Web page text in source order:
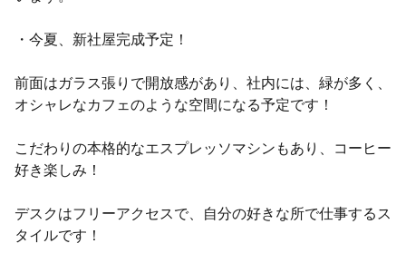
・今夏、新社屋完成予定！
前面はガラス張りで開放感があり、社内には、緑が多く、
オシャレなカフェのような空間になる予定です！
こだわりの本格的なエスプレッソマシンもあり、コーヒー
好き楽しみ！
デスクはフリーアクセスで、自分の好きな所で仕事するス
タイルです！